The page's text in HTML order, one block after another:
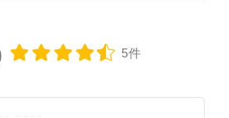
5件